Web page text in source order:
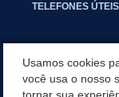
TELEFONES ÚTEIS
Usamos cookies
você usa o nosso